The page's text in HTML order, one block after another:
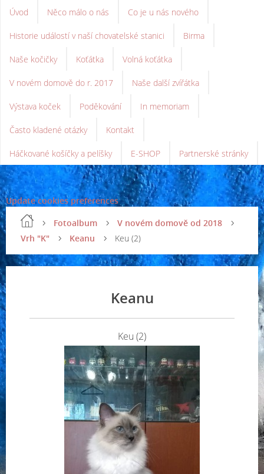
Úvod Něco málo o nás Co je u nás nového
Historie událostí v naší chovatelské stanici Birma
Naše kočičky Koťátka Volná koťátka
V novém domově do r. 2017 Naše další zvířátka
Výstava koček Poděkování In memoriam
Často kladené otázky Kontakt
Háčkované košíčky a pelíšky E-SHOP Partnerské stránky
Update cookies preferences
Fotoalbum
V novém domově od 2018
Vrh "K"
Keanu Keu (2)
Keanu
Keu (2)